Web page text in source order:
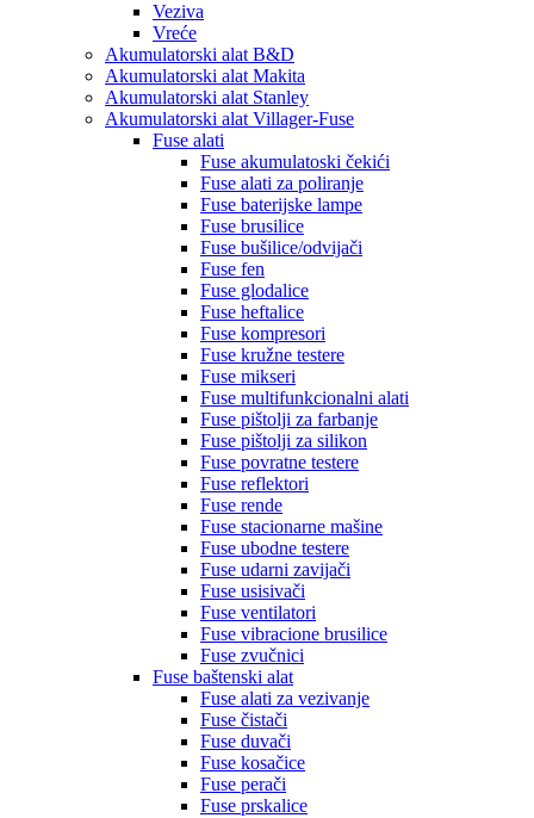
Veziva
Vreće
Akumulatorski alat B&D
Akumulatorski alat Makita
Akumulatorski alat Stanley
Akumulatorski alat Villager-Fuse
Fuse alati
Fuse akumulatoski čekići
Fuse alati za poliranje
Fuse baterijske lampe
Fuse brusilice
Fuse bušilice/odvijači
Fuse fen
Fuse glodalice
Fuse heftalice
Fuse kompresori
Fuse kružne testere
Fuse mikseri
Fuse multifunkcionalni alati
Fuse pištolji za farbanje
Fuse pištolji za silikon
Fuse povratne testere
Fuse reflektori
Fuse rende
Fuse stacionarne mašine
Fuse ubodne testere
Fuse udarni zavijači
Fuse usisivači
Fuse ventilatori
Fuse vibracione brusilice
Fuse zvučnici
Fuse baštenski alat
Fuse alati za vezivanje
Fuse čistači
Fuse duvači
Fuse kosačice
Fuse perači
Fuse prskalice